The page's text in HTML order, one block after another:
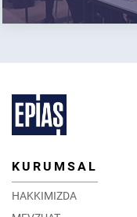
KURUMSAL
HAKKIMIZDA